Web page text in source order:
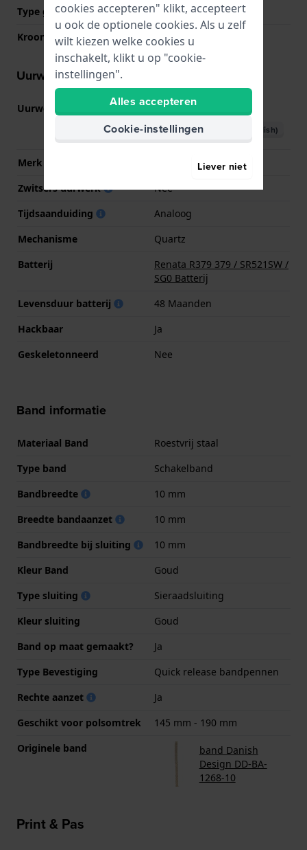
Type glas
Mineraal
Kroon
Trek kroon
Uurwerk informatie
Uurwerk nr. 5Y20
Download handboek (English)
Merk uurwerk
Zwitsers uurwerk
Nee
Tijdsaanduiding
Analoog
Mechanisme
Quartz
Batterij
Renata R379 379 / SR521SW /
SG0 Batterij
Levensduur batterij
48 Maanden
Hackbaar
Ja
Geskeletonneerd
Nee
Band informatie
Materiaal Band
Roestvrij staal
Type band
Schakelband
Bandbreedte
10 mm
Breedte bandaanzet
10 mm
Bandbreedte bij sluiting
10 mm
Kleur Band
Goud
Type sluiting
Sieraadsluiting
Kleur sluiting
Goud
Band op maat gemaakt?
Ja
Type Bevestiging
Quick release bandpennen
Rechte aanzet
Ja
Geschikt voor polsomtrek
145 mm - 190 mm
Originele band
band Danish
Design DD-BA-
1268-10
Print & Pas
cookies accepteren" klikt, accepteert
u ook de optionele cookies. Als u zelf
wilt kiezen welke cookies u
inschakelt, klikt u op "cookie-
instellingen".
Alles accepteren
Cookie-instellingen
Liever niet